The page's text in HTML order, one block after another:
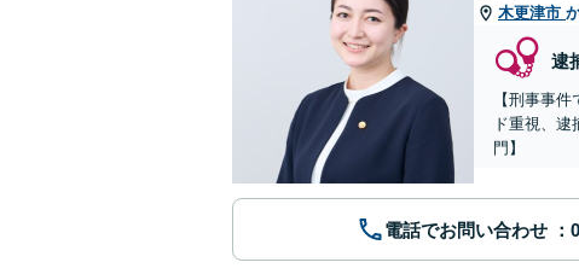
木更津市
逮
【刑事事
ド重視、
門】
電話でお問い合わせ